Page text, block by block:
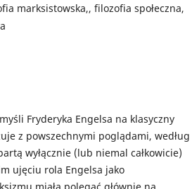
marksistowska,, filozofia społeczna,
Fryderyka Engelsa na klasyczny
z powszechnymi poglądami, według
wyłącznie (lub niemal całkowicie)
ujęciu rola Engelsa jako